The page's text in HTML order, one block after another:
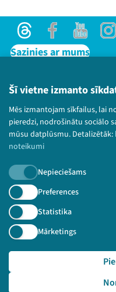
Šī vietne izmanto
Mēs izmantojam sīkfailus, lai
pieredzi, nodrošinātu sociālo
mūsu datplūsmu. Detalizētāk:
noteikumi
Nepieciešams
Preferences
Statistika
Mārketings
Viņi
ThreadsFacebookYoutube
Sazinies ar mums
Lietošanas noteikumi
Bērnu aizsardzības
© 2026 Sarunu
paturētas.
Piesakies
Nepalaid garām aktuālāko
Pieteikties